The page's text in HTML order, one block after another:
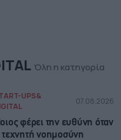
Όλη η κατηγορία
UPS &
07.08.2026
φέρει την ευθύνη όταν
τεχνητή νοημοσύνη